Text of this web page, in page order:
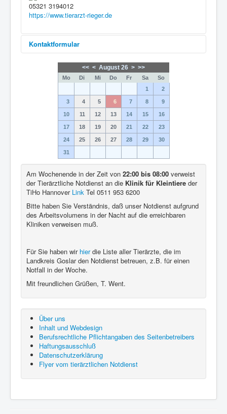
05321 3194012
https://www.tierarzt-rieger.de
Kontaktformular
Eine E-Mail senden
Benötigtes Feld
Betreff*
E-Mail senden
<< < August 26 > >>
Mo Di Mi Do Fr Sa
So
1
2
3 4 5 6 7 8 9
10 11 12 13 14 15 16
17 18 19 20 21 22 23
24 25 26 27 28 29 30
31
Am Wochenende in der Zeit von 22:00 bis 08:00 verweist
der Tierärztliche Notdienst an die Klinik für Kleintiere der
TiHo Hannover Link Tel 0511 953 6200
Bitte haben Sie Verständnis, daß unser Notdienst aufgrund
des Arbeitsvolumens in der Nacht auf die erreichbaren
Kliniken verweisen muß.
Für Sie haben wir hierdie Liste aller Tierärzte, die im
Landkreis Goslar den Notdienst betreuen, z.B. für einen
Notfall in der Woche.
Mit freundlichen Grüßen, T. Went.
Über uns
Inhalt und Webdesign
Berufsrechtliche Pflichtangaben des Seitenbetreibers
Haftungsausschluß
Datenschutzerklärung
Flyer vom tierärztlichen Notdienst